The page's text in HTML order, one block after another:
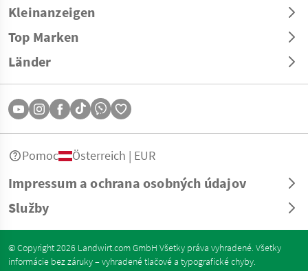
Kleinanzeigen
Top Marken
Länder
Impressum a ochrana osobných údajov
Služby
Pomoc Österreich | EUR
© Copyright 2026 Landwirt.com GmbH Všetky práva vyhradené. Všetky
informácie bez záruky – vyhradené tlačové a typografické chyby.